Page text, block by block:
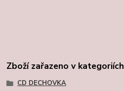
Zboží zařazeno v kategoriích
CD DECHOVKA